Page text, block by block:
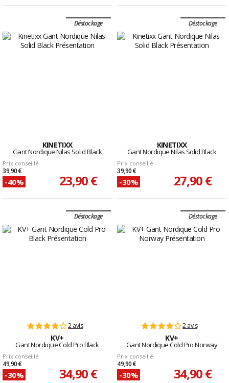
Déstockage
KINETIXX
Gant Nordique Nilas Solid Black
Prix conseillé
39,90 €
-40% 23,90 €
Déstockage
KINETIXX
Gant Nordique Nilas Solid Black
Prix conseillé
39,90 €
-30% 27,90 €
Déstockage
2 avis
KV+
Gant Nordique Cold Pro Black
Prix conseillé
49,90 €
-30% 34,90 €
Déstockage
2 avis
KV+
Gant Nordique Cold Pro Norway
Prix conseillé
49,90 €
-30% 34,90 €